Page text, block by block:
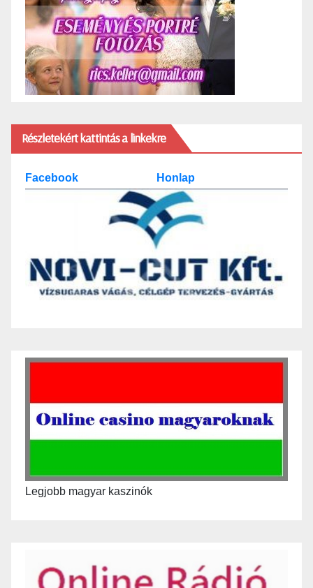
Részletekért kattintás a linkekre
Facebook Honlap
Legjobb magyar kaszinók